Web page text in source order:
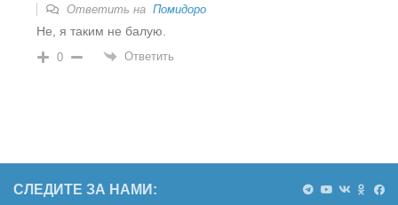
Ответить на Помидоро
Не, я таким не балую.
0 Ответить
СЛЕДИТЕ ЗА НАМИ: